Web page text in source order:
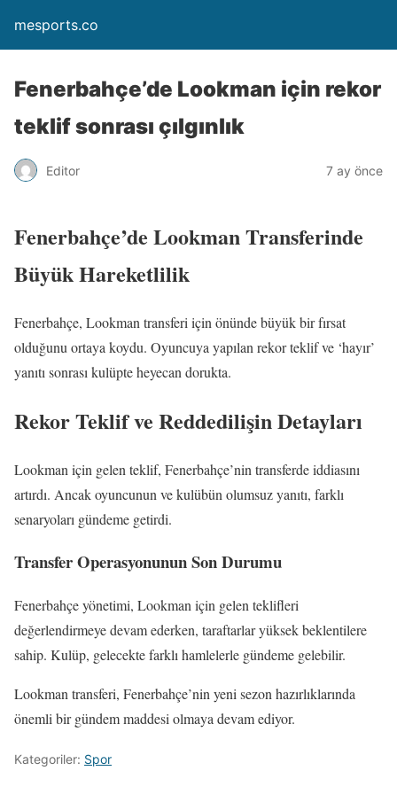
mesports.co
Fenerbahçe’de Lookman için rekor
teklif sonrası çılgınlık
Editor 7 ay önce
Fenerbahçe’de Lookman Transferinde
Büyük Hareketlilik
Fenerbahçe, Lookman transferi için önünde büyük bir fırsat
olduğunu ortaya koydu. Oyuncuya yapılan rekor teklif ve ‘hayır’
yanıtı sonrası kulüpte heyecan dorukta.
Rekor Teklif ve Reddedilişin Detayları
Lookman için gelen teklif, Fenerbahçe’nin transferde iddiasını
artırdı. Ancak oyuncunun ve kulübün olumsuz yanıtı, farklı
senaryoları gündeme getirdi.
Transfer Operasyonunun Son Durumu
Fenerbahçe yönetimi, Lookman için gelen teklifleri
değerlendirmeye devam ederken, taraftarlar yüksek beklentilere
sahip. Kulüp, gelecekte farklı hamlelerle gündeme gelebilir.
Lookman transferi, Fenerbahçe’nin yeni sezon hazırlıklarında
önemli bir gündem maddesi olmaya devam ediyor.
Kategoriler: Spor